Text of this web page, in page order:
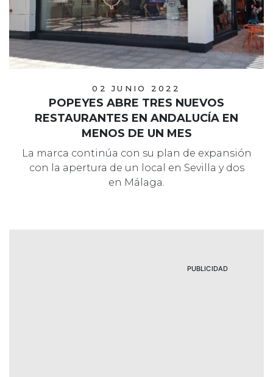
02 JUNIO 2022
POPEYES ABRE TRES NUEVOS
RESTAURANTES EN ANDALUCÍA EN
MENOS DE UN MES
La marca continúa con su plan de expansión
con la apertura de un local en Sevilla y dos
en Málaga.
PUBLICIDAD